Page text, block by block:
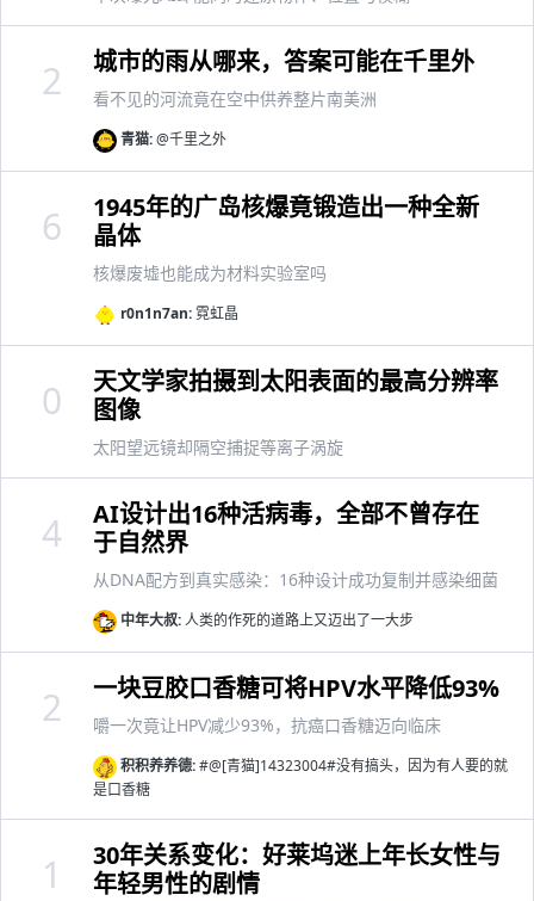
城市的雨从哪来，答案可能在千里外
看不见的河流竟在空中供养整片南美洲
青猫:@千里之外
2
1945年的广岛核爆竟锻造出一种全新
晶体
核爆废墟也能成为材料实验室吗
r0n1n7an: 霓虹晶
6
天文学家拍摄到太阳表面的最高分辨率
图像
太阳望远镜却隔空捕捉等离子涡旋
0
AI设计出16种活病毒，全部不曾存在
于自然界
从DNA配方到真实感染：16种设计成功复制并感染细菌
中年大叔:人类的作死的道路上又迈出了一大步
4
一块豆胶口香糖可将HPV水平降低93%
嚼一次竟让HPV减少93%，抗癌口香糖迈向临床
积积养养德:#@[青猫]14323004#没有搞头，因为有人要的就
是口香糖
2
30年关系变化：好莱坞迷上年长女性与
年轻男性的剧情
1